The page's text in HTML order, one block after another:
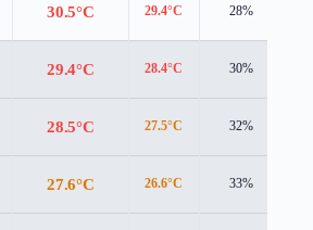
30.5°C 29.4°C 28%
29.4°C 28.4°C 30%
28.5°C 27.5°C 32%
27.6°C 26.6°C 33%